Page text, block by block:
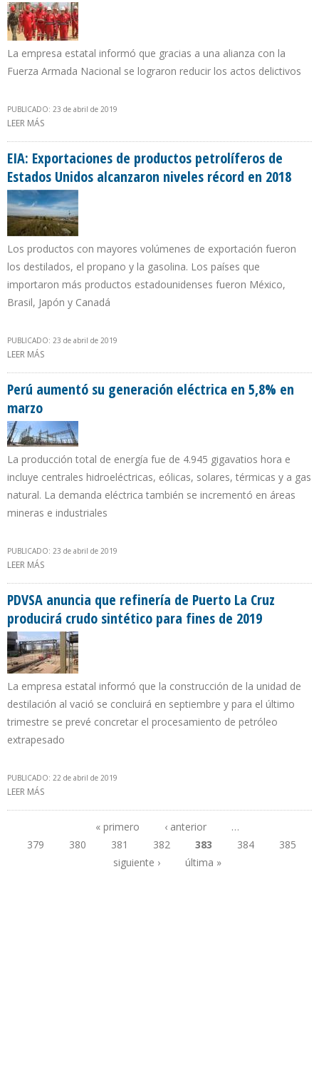
La empresa estatal informó que gracias a una alianza con la
Fuerza Armada Nacional se lograron reducir los actos delictivos
PUBLICADO: 23 de abril de 2019
LEER MÁS
EIA: Exportaciones de productos petrolíferos de
Estados Unidos alcanzaron niveles récord en 2018
Los productos con mayores volúmenes de exportación fueron
los destilados, el propano y la gasolina. Los países que
importaron más productos estadounidenses fueron México,
Brasil, Japón y Canadá
PUBLICADO: 23 de abril de 2019
LEER MÁS
Perú aumentó su generación eléctrica en 5,8% en
marzo
La producción total de energía fue de 4.945 gigavatios hora e
incluye centrales hidroeléctricas, eólicas, solares, térmicas y a gas
natural. La demanda eléctrica también se incrementó en áreas
mineras e industriales
PUBLICADO: 23 de abril de 2019
LEER MÁS
PDVSA anuncia que refinería de Puerto La Cruz
producirá crudo sintético para fines de 2019
La empresa estatal informó que la construcción de la unidad de
destilación al vació se concluirá en septiembre y para el último
trimestre se prevé concretar el procesamiento de petróleo
extrapesado
PUBLICADO: 22 de abril de 2019
LEER MÁS
Páginas
« primero ‹ anterior
…
379
380 381 382 383 384
385
siguiente ›
última »